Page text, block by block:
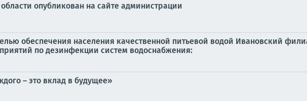
опубликован на сайте администрации
обеспечения населения качественной питьевой водой Ивановский
по дезинфекции систем водоснабжения:
– это вклад в будущее»